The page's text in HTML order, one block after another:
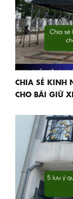
CHIA SẺ KINH
CHO BÃI GIỮ